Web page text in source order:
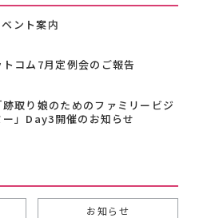
ント案内
コム7月定例会のご報告
取り娘のためのファミリービジ
」Day3開催のお知らせ
お知らせ